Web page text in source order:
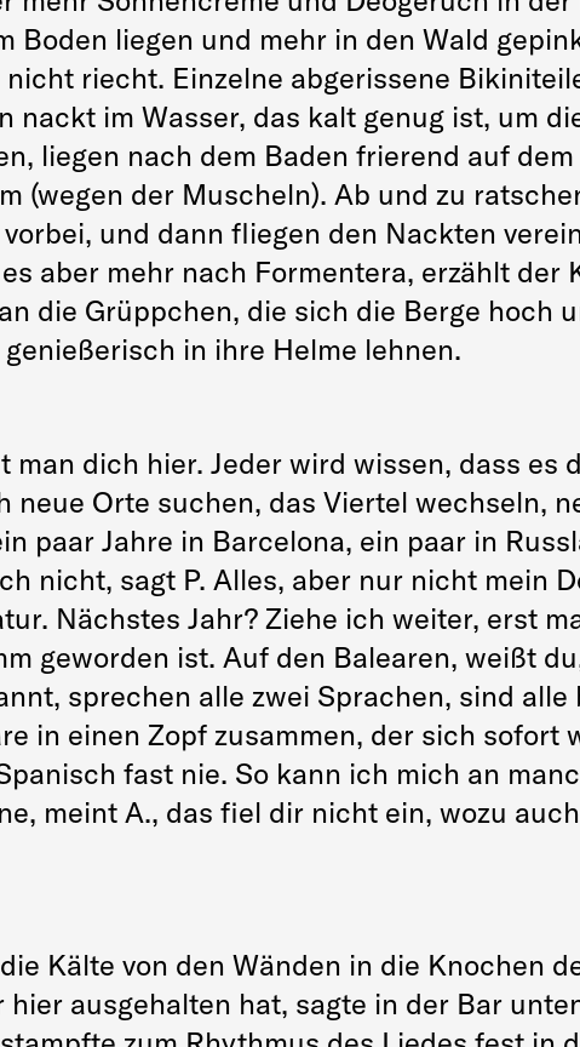
Boden liegen und mehr in den Wald
riecht. Einzelne abgerissene
nackt im Wasser, das kalt genug ist, um
liegen nach dem Baden frierend auf
(wegen der Muscheln). Ab und zu
und dann fliegen den Nackten
aber mehr nach Formentera, erzählt der
die Grüppchen, die sich die Berge hoch
in ihre Helme lehnen.
man dich hier. Jeder wird wissen, dass es
neue Orte suchen, das Viertel wechseln,
paar Jahre in Barcelona, ein paar in
nicht, sagt P. Alles, aber nur nicht mein
Nächstes Jahr? Ziehe ich weiter, erst
geworden ist. Auf den Balearen, weißt
sprechen alle zwei Sprachen, sind
in einen Zopf zusammen, der sich sofort
fast nie. So kann ich mich an
meint A., das fiel dir nicht ein, wozu
Kälte von den Wänden in die Knochen
ausgehalten hat, sagte in der Bar